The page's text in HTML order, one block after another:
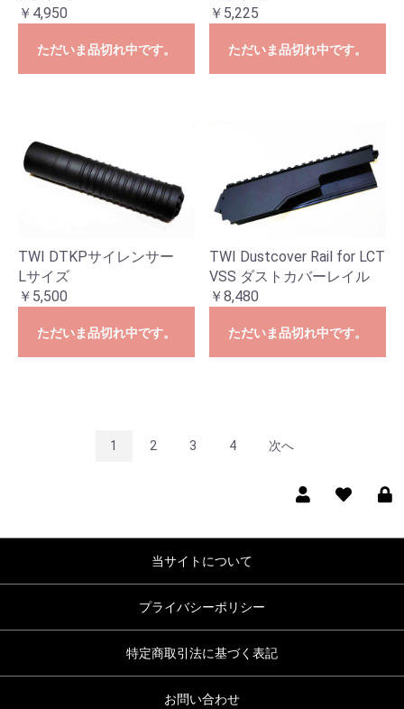
￥4,950
ただいま品切れ中です。
￥5,225
ただいま品切れ中です。
TWI DTKPサイレンサー
Lサイズ
￥5,500
ただいま品切れ中です。
TWI Dustcover Rail for LCT
VSS ダストカバーレイル
￥8,480
ただいま品切れ中です。
1 2 3 4 次へ
当サイトについて
プライバシーポリシー
特定商取引法に基づく表記
お問い合わせ